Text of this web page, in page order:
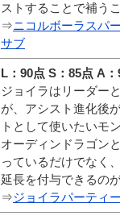
ストすることで補う
⇒ニコルボーラスパ
サブ
L：90点 S：85点 A：
ジョイラはリーダー
が、アシスト進化後
トとして使いたいモ
オーディンドラゴン
っているだけでなく
延長を付与できるの
⇒ジョイラパーティ